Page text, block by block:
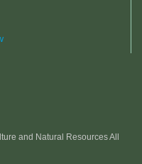
and Natural Resources All